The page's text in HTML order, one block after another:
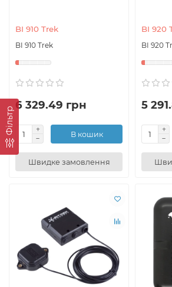
Фільтр
BI 910 Trek
BI 910 Trek
6 329.49 грн
В кошик
Швидке замовлення
BI 920
BI 920
5